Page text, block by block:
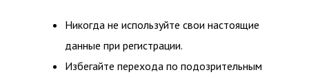
Никогда не используйте свои настоящие
данные при регистрации.
Избегайте перехода по подозрительным